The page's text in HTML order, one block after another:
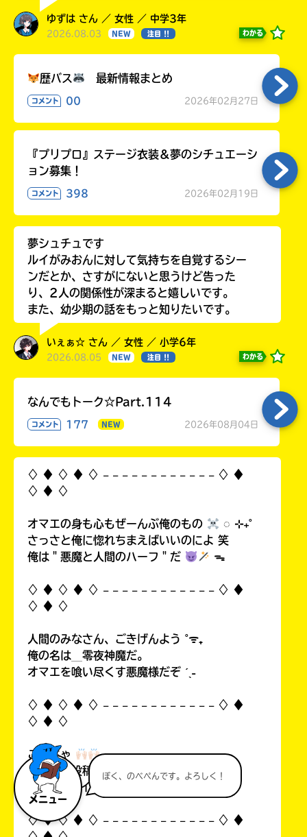
メニュー
ぼく、のべぺんです。よろしく！
ゆずは さん ／ 女性 ／ 中学3年
2026.08.03 NEW 注目 !! わかる
歴バス 最新情報まとめ
コメント 00 2026年02月27日
『プリプロ』ステージ衣装＆夢のシチュエーシ
ョン募集！
コメント 398 2026年02月19日
夢シュチュです
ルイがみおんに対して気持ちを自覚するシー
ンだとか、さすがにないと思うけど告った
り、2人の関係性が深まると嬉しいです。
また、幼少期の話をもっと知りたいです。
いぇぁ☆ さん ／ 女性 ／ 小学6年
2026.08.05 NEW 注目 !! わかる
なんでもトーク☆Part.114
コメント 177 NEW 2026年08月04日
♢ ♦︎ ♢ ♦︎ ♢ 𓐄 𓐄 𓐄 𓐄 𓐄 𓐄 𓐄 𓐄 𓐄 𓐄 𓐄 𓐄 ♢ ♦︎
♢ ♦︎ ♢
オマエの身も心もぜーんぶ俺のもの
◌ ⊹₊˚
さっさと俺に惚れちまえばいいのによ 笑
俺は＂悪魔と人間のハーフ＂だ
ᯓ
♢ ♦︎ ♢ ♦︎ ♢ 𓐄 𓐄 𓐄 𓐄 𓐄 𓐄 𓐄 𓐄 𓐄 𓐄 𓐄 𓐄 ♢ ♦︎
♢ ♦︎ ♢
人間のみなさん、ごきげんよう ˚ᯤ₊
俺の名は＿零夜神魔だ。
オマエを喰い尽くす悪魔様だぞ ˊˎ˗
♢ ♦︎ ♢ ♦︎ ♢ 𓐄 𓐄 𓐄 𓐄 𓐄 𓐄 𓐄 𓐄 𓐄 𓐄 𓐄 𓐄 ♢ ♦︎
♢ ♦︎ ♢
こんちゃ
自分の初投稿を見て俺思ったんすよ…！
中1なのにイタいって！((
♢ ♦︎ ♢ ♦︎ ♢ 𓐄 𓐄 𓐄 𓐄 𓐄 𓐄 𓐄 𓐄 𓐄 𓐄 𓐄 𓐄 ♢ ♦︎